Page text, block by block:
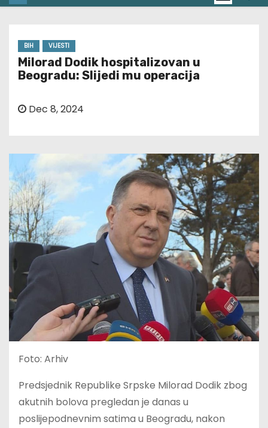
BIH VIJESTI
Milorad Dodik hospitalizovan u
Beogradu: Slijedi mu operacija
Dec 8, 2024
Foto: Arhiv
Predsjednik Republike Srpske Milorad Dodik zbog
akutnih bolova pregledan je danas u
poslijepodnevnim satima u Beogradu, nakon